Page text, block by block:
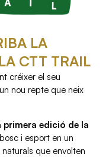
LA
CTT TRAIL
créixer el seu
nou repte que neix
primera edició de la
i esport en un
que envolten